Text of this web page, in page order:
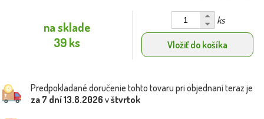
na sklade
39 ks
ks
Vložiť do košíka
Predpokladané doručenie tohto tovaru pri objednaní teraz je
za 7 dní13.8.2026 vštvrtok